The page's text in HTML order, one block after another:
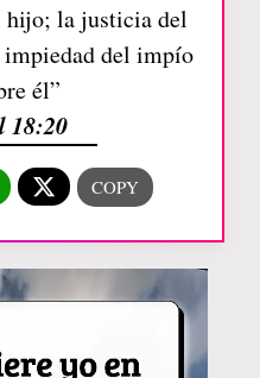
hijo; la justicia del
impiedad del impío
él”
18:20